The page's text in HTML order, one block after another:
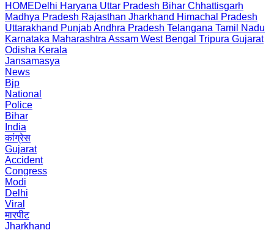
HOMEDelhi Haryana Uttar Pradesh Bihar Chhattisgarh
Madhya Pradesh Rajasthan Jharkhand Himachal Pradesh
Uttarakhand PunjabAndhra Pradesh Telangana Tamil Nadu
Karnataka Maharashtra Assam West Bengal Tripura Gujarat
Odisha Kerala
Jansamasya
News
Bjp
National
Police
Bihar
India
कांग्रेस
Gujarat
Accident
Congress
Modi
Delhi
Viral
मारपीट
Jharkhand